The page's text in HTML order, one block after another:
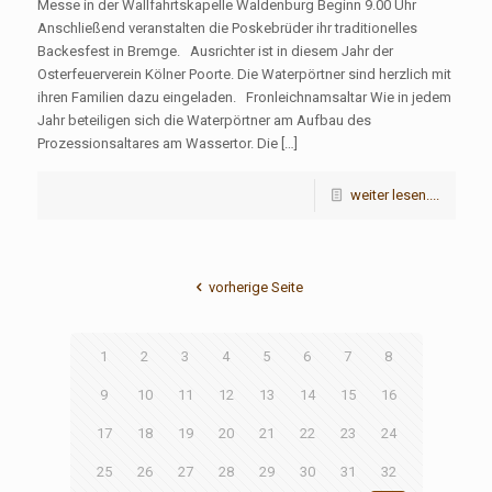
Messe in der Wallfahrtskapelle Waldenburg Beginn 9.00 Uhr
Anschließend veranstalten die Poskebrüder ihr traditionelles
Backesfest in Bremge. Ausrichter ist in diesem Jahr der
Osterfeuerverein Kölner Poorte. Die Waterpörtner sind herzlich mit
ihren Familien dazu eingeladen. Fronleichnamsaltar Wie in jedem
Jahr beteiligen sich die Waterpörtner am Aufbau des
Prozessionsaltares am Wassertor. Die […]
weiter lesen....
vorherige Seite
1 2 3 4 5 6 7 8
9 10 11 12 13 14 15 16
17 18 19 20 21 22 23 24
25 26 27 28 29 30 31 32